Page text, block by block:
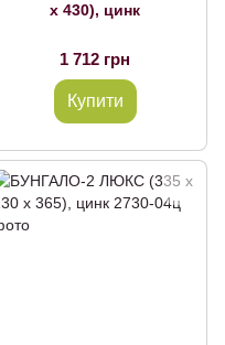
х 430), цинк
1 712 грн
Купити